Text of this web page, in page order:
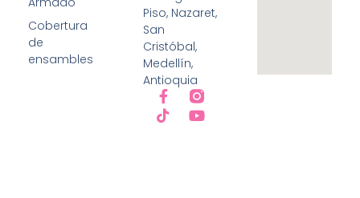
Cobertura
de
ensambles
Piso, Nazaret,
San
Cristóbal,
Medellín,
Antioquia